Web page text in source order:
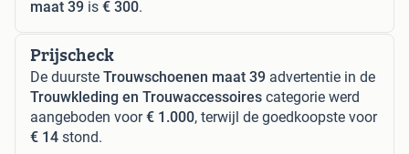
maat 39 is € 300.
Prijscheck
De duurste Trouwschoenen maat 39 advertentie in de
Trouwkleding en Trouwaccessoires categorie werd
aangeboden voor€ 1.000, terwijl de goedkoopste voor
€ 14 stond.